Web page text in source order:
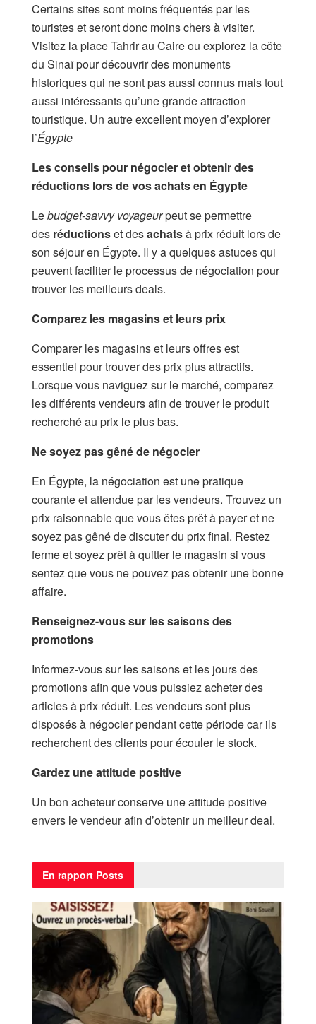
Certains sites sont moins fréquentés par les
touristes et seront donc moins chers à visiter.
Visitez la place Tahrir au Caire ou explorez la côte
du Sinaï pour découvrir des monuments
historiques qui ne sont pas aussi connus mais tout
aussi intéressants qu’une grande attraction
touristique. Un autre excellent moyen d’explorer
l’Égypte
Les conseils pour négocier et obtenir des
réductions lors de vos achats en Égypte
Lebudget-savvy voyageurpeut se permettre
des réductionset desachatsà prix réduit lors de
son séjour en Égypte. Il y a quelques astuces qui
peuvent faciliter le processus de négociation pour
trouver les meilleurs deals.
Comparez les magasins et leurs prix
Comparer les magasins et leurs offres est
essentiel pour trouver des prix plus attractifs.
Lorsque vous naviguez sur le marché, comparez
les différents vendeurs afin de trouver le produit
recherché au prix le plus bas.
Ne soyez pas gêné de négocier
En Égypte, la négociation est une pratique
courante et attendue par les vendeurs. Trouvez un
prix raisonnable que vous êtes prêt à payer et ne
soyez pas gêné de discuter du prix final. Restez
ferme et soyez prêt à quitter le magasin si vous
sentez que vous ne pouvez pas obtenir une bonne
affaire.
Renseignez-vous sur les saisons des
promotions
Informez-vous sur les saisons et les jours des
promotions afin que vous puissiez acheter des
articles à prix réduit. Les vendeurs sont plus
disposés à négocier pendant cette période car ils
recherchent des clients pour écouler le stock.
Gardez une attitude positive
Un bon acheteur conserve une attitude positive
envers le vendeur afin d’obtenir un meilleur deal.
En rapport Posts